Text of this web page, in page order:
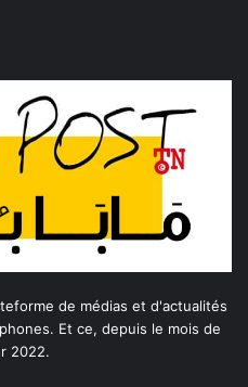
de médias et d'actualités
Et ce, depuis le mois de
2022.